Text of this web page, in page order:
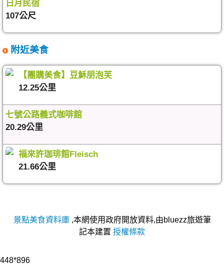
日月民宿
107公尺
附近美食
【團購美食】豆穌朋泡芙
12.25公里
七號公路義式咖啡館
20.29公里
福來許珈琲館Fleisch
21.66公里
景點美食資料庫,本網使用政府開放資料,由bluezz旅遊筆
記本建置 授權條款
448*896